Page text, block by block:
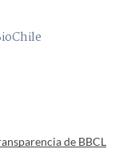
de BBCL